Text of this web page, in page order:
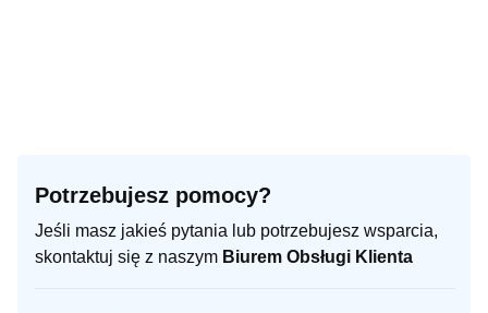
Potrzebujesz pomocy?
Jeśli masz jakieś pytania lub potrzebujesz wsparcia,
skontaktuj się z naszym Biurem Obsługi Klienta